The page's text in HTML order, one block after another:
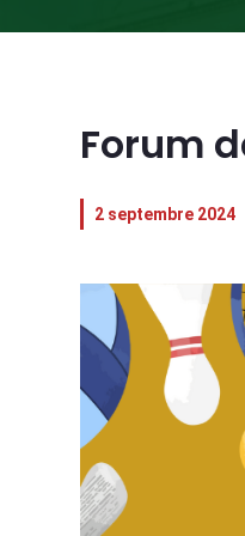
Forum
2 septembre 2024